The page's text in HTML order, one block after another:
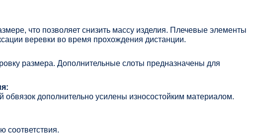
что позволяет снизить массу изделия. Плечевые элементы
веревки во время прохождения дистанции.
размера. Дополнительные слоты предназначены для
обвязок дополнительно усилены износостойким материалом.
соответствия.